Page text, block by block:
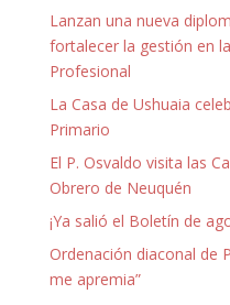
Lanzan una nueva
fortalecer la gestión en
Profesional
La Casa de Ushuaia
Primario
El P. Osvaldo visita las
Obrero de Neuquén
¡Ya salió el Boletín de
Ordenación diaconal de
me apremia”